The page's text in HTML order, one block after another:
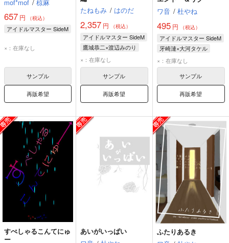
mof*mof / 椋麻
657 円 （税込）
アイドルマスター SideM
×：在庫なし
サンプル
再販希望
たねもみ / はのだ
2,357 円 （税込）
アイドルマスター SideM
鷹城恭二×渡辺みのり
鷹城恭二
×：在庫なし
サンプル
再販希望
ワ音 / 杜やね
495円 （税込）
アイドルマスター SideM
牙崎漣×大河タケル
×：在庫なし
サンプル
再販希望
すぺしゃるこんてにゅ
ー
あいがいっぱい
ふたりあるき